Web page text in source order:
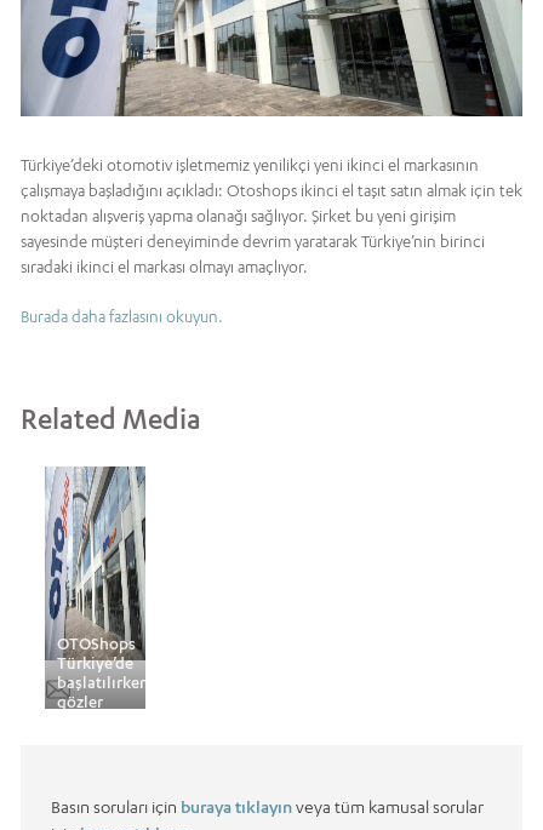
Türkiye’deki otomotiv işletmemiz yenilikçi yeni ikinci el markasının
çalışmaya başladığını açıkladı: Otoshops ikinci el taşıt satın almak için tek
noktadan alışveriş yapma olanağı sağlıyor. Şirket bu yeni girişim
sayesinde müşteri deneyiminde devrim yaratarak Türkiye’nin birinci
sıradaki ikinci el markası olmayı amaçlıyor.
Burada daha fazlasını okuyun.
Related Media
OTOShops
Türkiye’de
başlatılırken
gözler
Basın soruları için buraya tıklayınveya tüm kamusal sorular